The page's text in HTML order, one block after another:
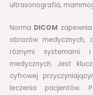
ultrasonografia,
Norma DICOM
obrazów medycznych,
różnymi systemami
medycznych. Jest
cyfrowej
leczenia pacjentów.